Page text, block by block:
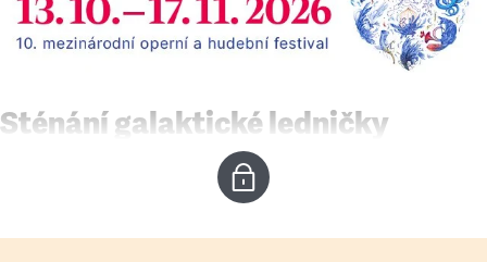
Sténání galaktické ledničky